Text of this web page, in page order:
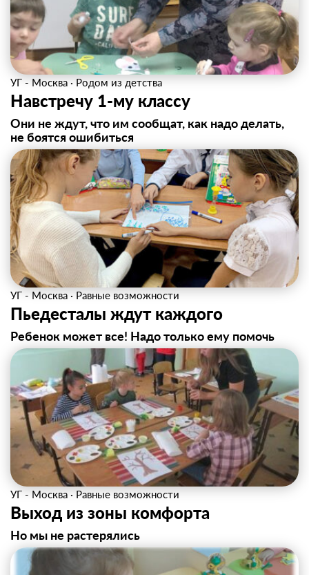
УГ - Москва · Родом из детства
Навстречу 1‑му классу
Они не ждут, что им сообщат, как надо делать,
не боятся ошибиться
УГ - Москва · Равные возможности
Пьедесталы ждут каждого
Ребенок может все! Надо только ему помочь
УГ - Москва · Равные возможности
Выход из зоны комфорта
Но мы не растерялись